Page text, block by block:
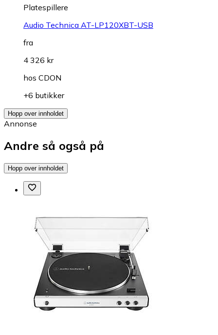
Platespillere
Audio Technica AT-LP120XBT-USB
fra
4 326 kr
hos CDON
+6 butikker
Hopp over innholdet
Annonse
Andre så også på
Hopp over innholdet